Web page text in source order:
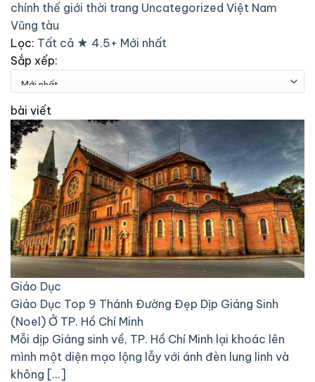
chính thế giới thời trang Uncategorized Việt Nam
Vũng tàu
Lọc: Tất cả ★ 4.5+ Mới nhất
Sắp xếp:
bài viết
Giáo Dục
Giáo Dục Top 9 Thánh Đường Đẹp Dịp Giáng Sinh
(Noel) Ở TP. Hồ Chí Minh
Mỗi dịp Giáng sinh về, TP. Hồ Chí Minh lại khoác lên
mình một diện mạo lộng lẫy với ánh đèn lung linh và
không [...]